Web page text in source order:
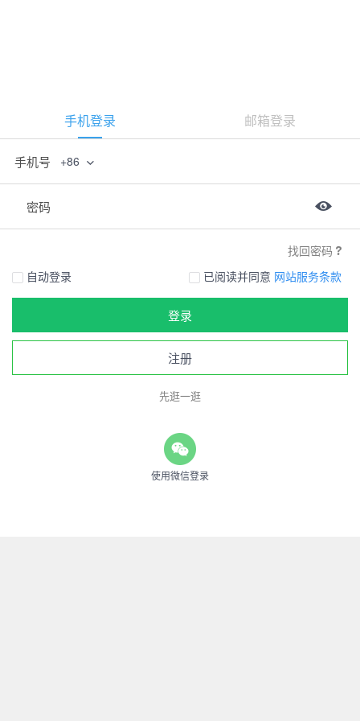
手机登录 邮箱登录
手机号 +86
密码
找回密码
自动登录
已阅读并同意 网站服务条款
登录
注册
先逛一逛
使用微信登录